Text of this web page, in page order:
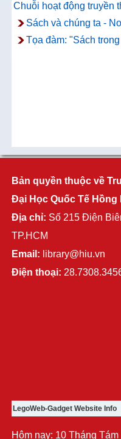
Chuỗi hoạt động truyền
Sách và chúng ta -
Tọa đàm: "Sách
Bản quyền thuộc về
Đại Học Quốc Tế Hồng
Địa chỉ: Số 215 Điện
TP.HCM
Email: library@hiu.vn
Điện thoại:
LegoWeb-Gadget Website Info
Hôm nay: 10 Tháng Tám